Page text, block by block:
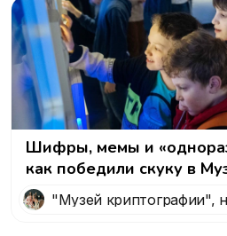
Шифры, мемы и
как победили скуку в
— интересный вариант,
детьми в Москве
"Музей криптографии",